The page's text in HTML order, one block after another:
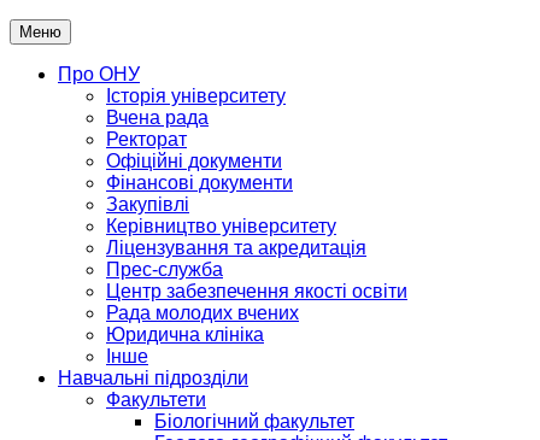
Меню
Про ОНУ
Історія університету
Вчена рада
Ректорат
Офіційні документи
Фінансові документи
Закупівлі
Керівництво університету
Ліцензування та акредитація
Прес-служба
Центр забезпечення якості освіти
Рада молодих вчених
Юридична клініка
Інше
Навчальні підрозділи
Факультети
Біологічний факультет